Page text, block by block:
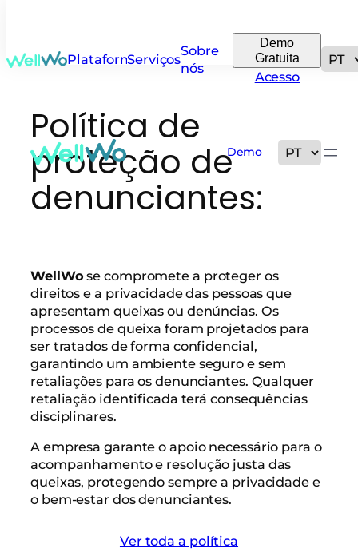
PlataformaServiços
Sobre
nós
Demo
Gratuita
Acesso
Demo
Política de
proteção de
denunciantes:
WellWo se compromete a proteger os
direitos e a privacidade das pessoas que
apresentam queixas ou denúncias. Os
processos de queixa foram projetados para
ser tratados de forma confidencial,
garantindo um ambiente seguro e sem
retaliações para os denunciantes. Qualquer
retaliação identificada terá consequências
disciplinares.
A empresa garante o apoio necessário para o
acompanhamento e resolução justa das
queixas, protegendo sempre a privacidade e
o bem-estar dos denunciantes.
Ver toda a política